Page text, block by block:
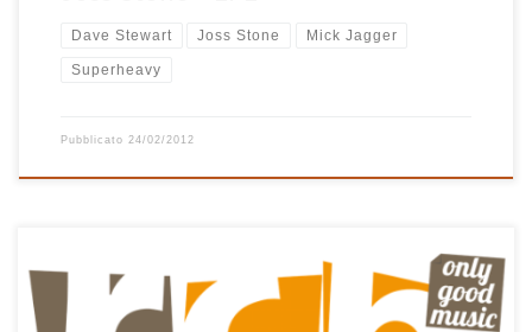
Dave Stewart Joss Stone Mick Jagger
Superheavy
Pubblicato 24/02/2012
Fine anno, tempo di bilanci e classifiche per RCB. Le statistiche